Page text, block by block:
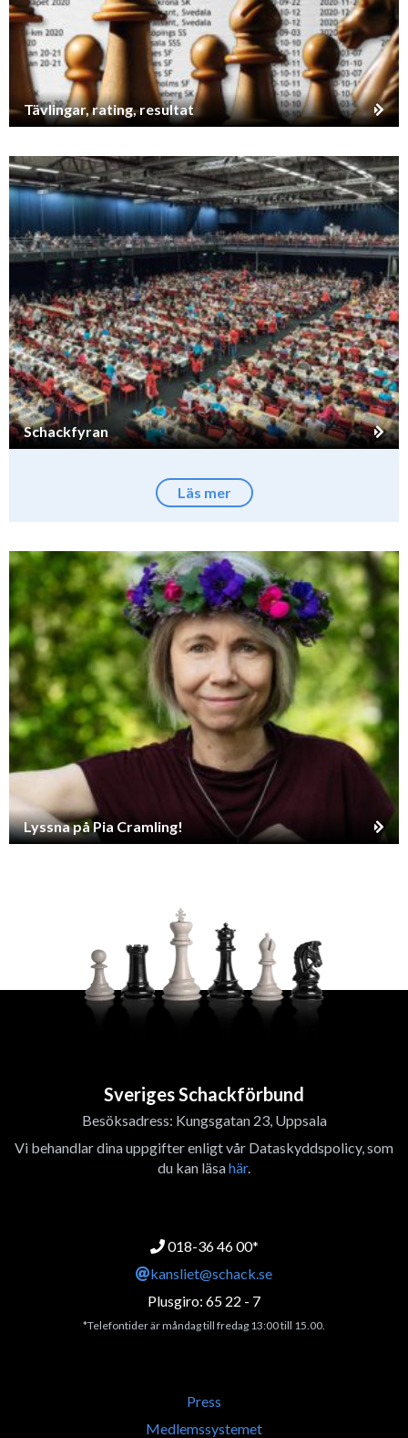
Tävlingar, rating, resultat
Schackfyran
Läs mer
Lyssna på Pia Cramling!
Sveriges Schackförbund
Besöksadress: Kungsgatan 23, Uppsala
Vi behandlar dina uppgifter enligt vår Dataskyddspolicy, som
du kan läsahär.
018-36 46 00*
kansliet@schack.se
Plusgiro: 65 22 - 7
*Telefontider är måndag till fredag 13:00 till 15.00.
Press
Medlemssystemet